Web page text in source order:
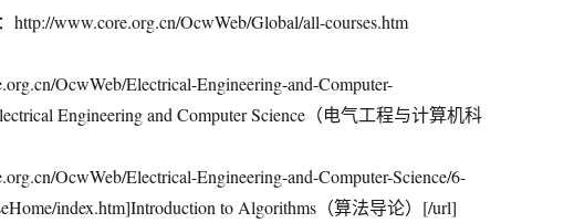
www.core.org.cn/OcwWeb/Global/all-courses.htm
OcwWeb/Electrical-Engineering-and-Computer-
Engineering and Computer Science（电气工程与计算机科
OcwWeb/Electrical-Engineering-and-Computer-Science/6-
index.htm]Introduction to Algorithms（算法导论）[/url]